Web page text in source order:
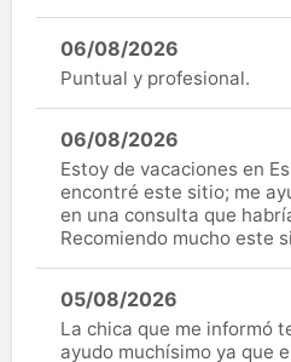
06/08/2026
Puntual y profesional.
06/08/2026
Estoy de vacaciones en
encontré este sitio; me
en una consulta que
Recomiendo mucho este
05/08/2026
La chica que me informó
ayudo muchísimo ya que